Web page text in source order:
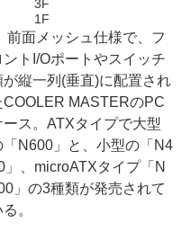
3F
1F
面メッシュ仕様で、フ
ントI/Oポートやスイッチ
が縦一列(垂直)に配置され
COOLER MASTERのPC
ース。ATXタイプで大型
「N600」と、小型の「N4
」、microATXタイプ「N
」の3種類が発売されて
。